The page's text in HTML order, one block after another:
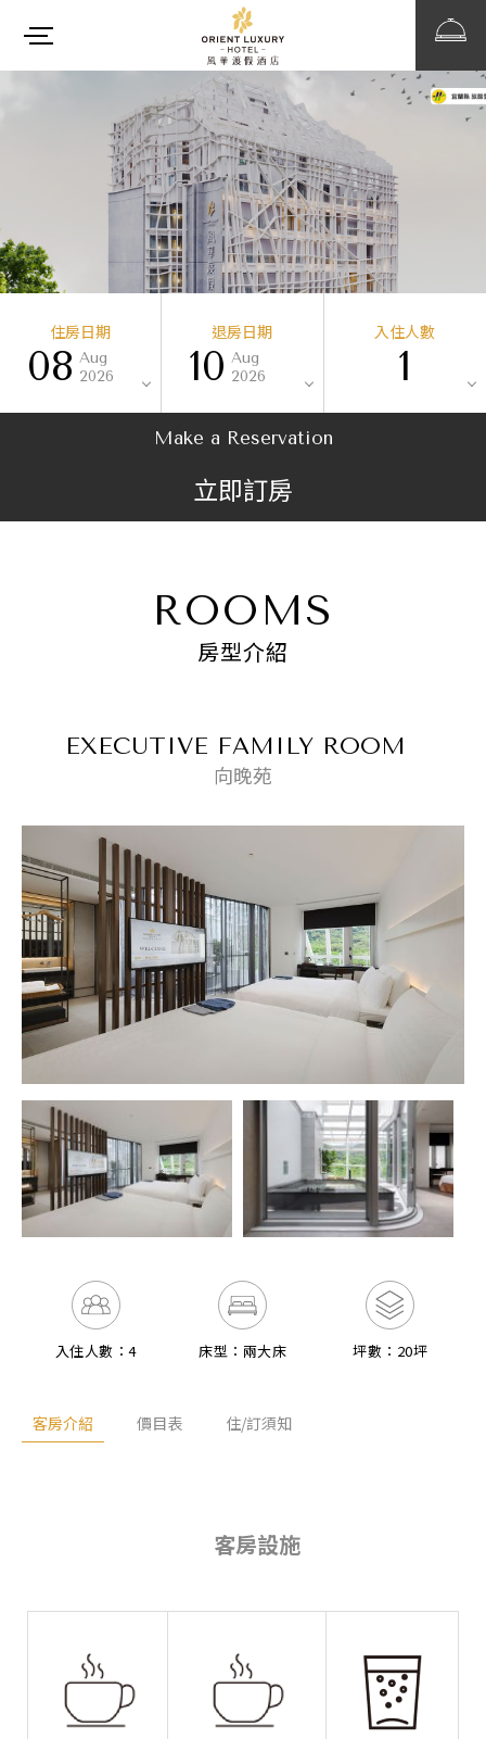
住房日期
08 Aug
2026
退房日期
10 Aug
2026
入住人數
1
Make a Reservation
立即訂房
ROOMS
房型介紹
EXECUTIVE FAMILY ROOM
向晚苑
入住人數：4 床型：兩大床 坪數：20坪
客房介紹 價目表 住/訂須知
客房設施